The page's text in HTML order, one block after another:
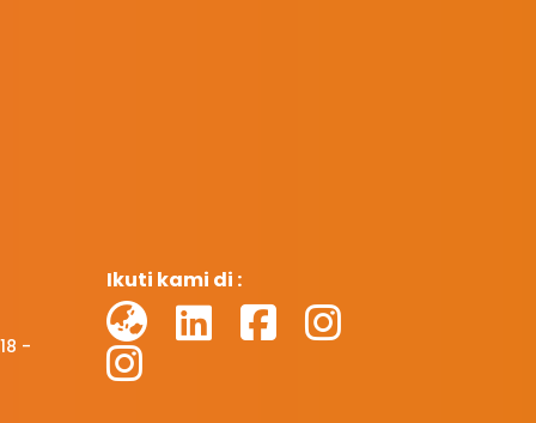
-
Ikuti kami di :